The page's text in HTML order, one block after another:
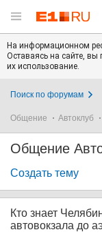
На информационном
Оставаясь на сайте, вы
их использование.
Поиск по форумам
Общение Автоклуб
Общение
Создать тему
Кто знает
автовокзала до